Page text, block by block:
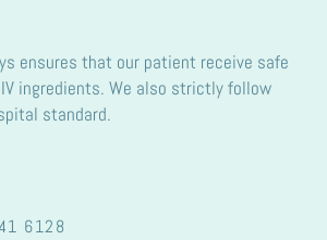
ensures that our patient receive safe
ingredients. We also strictly follow
standard.
6128